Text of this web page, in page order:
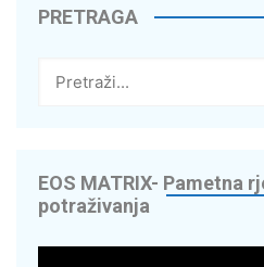
PRETRAGA
EOS MATRIX- Pametna
potraživanja